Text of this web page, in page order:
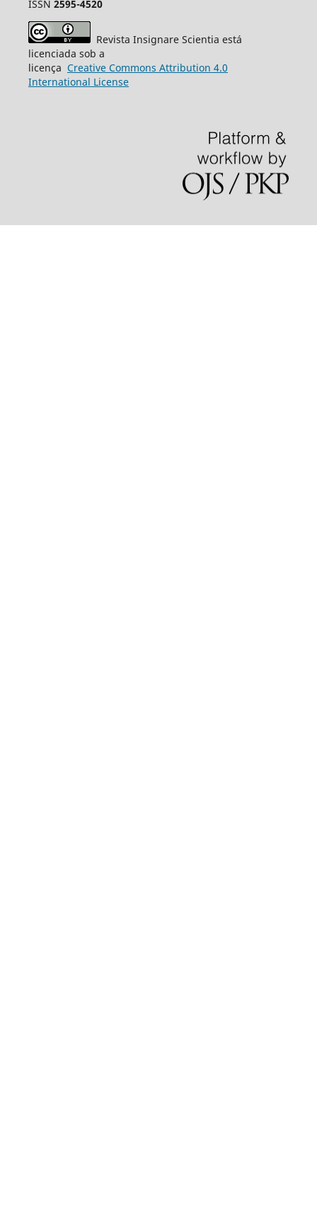
ISSN 2595-4520
Revista Insignare Scientia está
licenciada sob a
licença Creative Commons Attribution 4.0
International License